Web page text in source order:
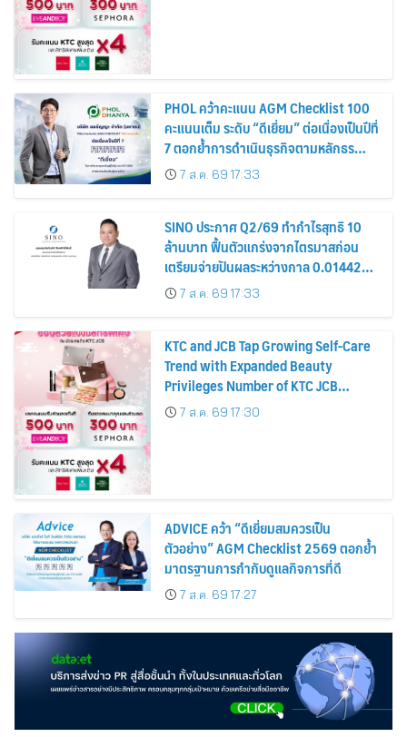
PHOL คว้าคะแนน AGM Checklist 100
คะแนนเต็ม ระดับ “ดีเยี่ยม” ต่อเนื่องเป็นปีที่
7 ตอกย้ำการดำเนินธุรกิจตามหลักธร
รมาภิบาล โปร่งใส สร้างความเชื่อมั่นผู้ถือ
หุ้น
7 ส.ค. 69 17:33
SINO ประกาศ Q2/69 ทำกำไรสุทธิ 10
ล้านบาท ฟื้นตัวแกร่งจากไตรมาสก่อน
เตรียมจ่ายปันผลระหว่างกาล 0.014423
บาทต่อหุ้น ครึ่งปีหลังมุ่งเติบโตต่อเนื่อง
7 ส.ค. 69 17:33
KTC and JCB Tap Growing Self-Care
Trend with Expanded Beauty
Privileges Number of KTC JCB
Cardmembers Spending on
Cosmetics Rises 26%
7 ส.ค. 69 17:30
ADVICE คว้า “ดีเยี่ยมสมควรเป็น
ตัวอย่าง” AGM Checklist 2569 ตอกย้ำ
มาตรฐานการกำกับดูแลกิจการที่ดี
7 ส.ค. 69 17:27